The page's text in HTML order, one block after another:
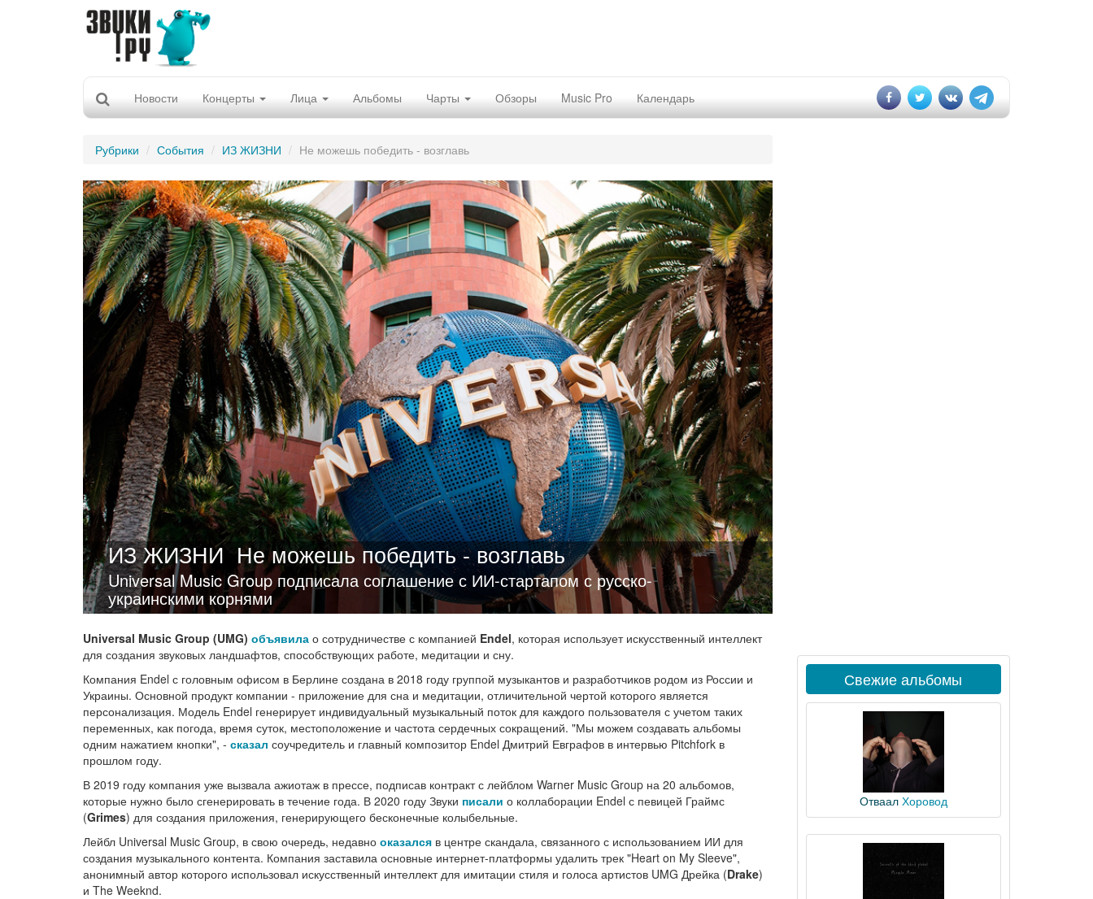
Новости Концерты Лица Альбомы Чарты Обзоры Music Pro Календарь
Рубрики События ИЗ ЖИЗНИ Не можешь победить - возглавь
ИЗ ЖИЗНИ Не можешь победить - возглавь
Universal Music Group подписала соглашение с ИИ-стартапом с русско-
украинскими корнями
Universal Music Group (UMG) объявила о сотрудничестве с компанией Endel, которая использует искусственный интеллект
для создания звуковых ландшафтов, способствующих работе, медитации и сну.
Компания Endel с головным офисом в Берлине создана в 2018 году группой музыкантов и разработчиков родом из России и
Украины. Основной продукт компании - приложение для сна и медитации, отличительной чертой которого является
персонализация. Модель Endel генерирует индивидуальный музыкальный поток для каждого пользователя с учетом таких
переменных, как погода, время суток, местоположение и частота сердечных сокращений. "Мы можем создавать альбомы
одним нажатием кнопки", - сказал соучредитель и главный композитор Endel Дмитрий Евграфов в интервью Pitchfork в
прошлом году.
В 2019 году компания уже вызвала ажиотаж в прессе, подписав контракт с лейблом Warner Music Group на 20 альбомов,
которые нужно было сгенерировать в течение года. В 2020 году Звуки писали о коллаборации Endel с певицей Граймс
(Grimes) для создания приложения, генерирующего бесконечные колыбельные.
Лейбл Universal Music Group, в свою очередь, недавно оказался в центре скандала, связанного с использованием ИИ для
создания музыкального контента. Компания заставила основные интернет-платформы удалить трек "Heart on My Sleeve",
анонимный автор которого использовал искусственный интеллект для имитации стиля и голоса артистов UMG Дрейка (Drake)
и The Weeknd.
Свежие альбомы
Отваал Хоровод